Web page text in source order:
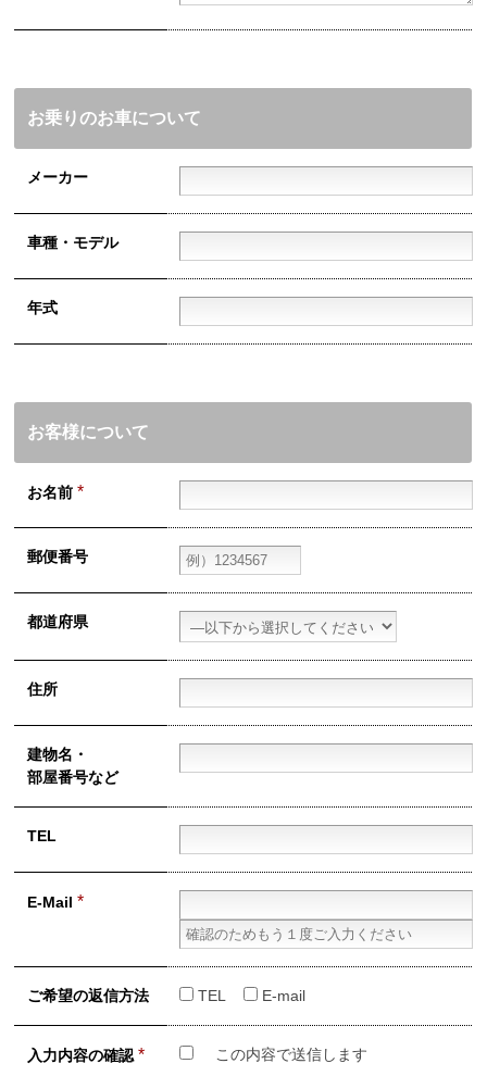
お乗りのお車について
メーカー
車種・ モデル
年式
お客様について
お名前 *
郵便番号
都道府県
住所
建物名・
部屋番号など
TEL
E-Mail *
ご希望の返信方法 TEL E-mail
入力内容の確認 * この内容で送信します